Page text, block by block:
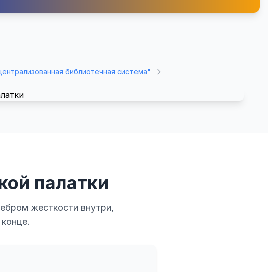
библиотечная система"
палатки
жесткости внутри,